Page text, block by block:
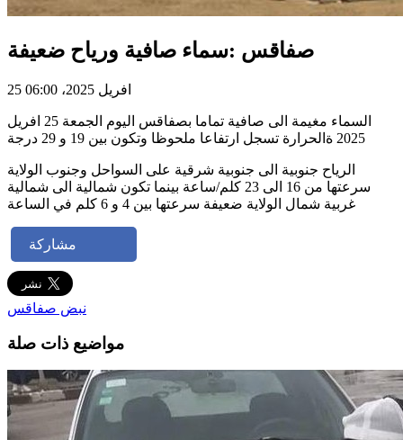
صفاقس :سماء صافية ورياح ضعيفة
25 افريل 2025، 06:00
السماء مغيمة الى صافية تماما بصفاقس اليوم الجمعة 25 افريل
2025 ةالحرارة تسجل ارتفاعا ملحوظا وتكون بين 19 و 29 درجة
الرياح جنوبية الى جنوبية شرقية على السواحل وجنوب الولاية
سرعتها من 16 الى 23 كلم/ساعة بينما تكون شمالية الى شمالية
غربية شمال الولاية ضعيفة سرعتها بين 4 و 6 كلم في الساعة
مشاركة
نبض صفاقس
مواضيع ذات صلة